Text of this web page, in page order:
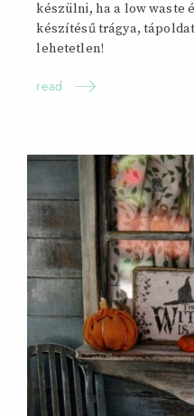
készülni, ha a low waste
készítésű trágya,
lehetetlen!
read